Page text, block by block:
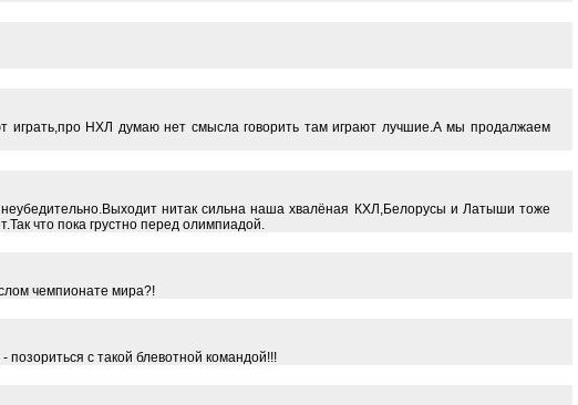
играть,про НХЛ думаю нет смысла говорить там играют лучшие.А мы продалжаем
нитак сильна наша хвалёная КХЛ,Белорусы и Латыши тоже
что пока грустно перед олимпиадой.
чемпионате мира?!
с такой блевотной командой!!!